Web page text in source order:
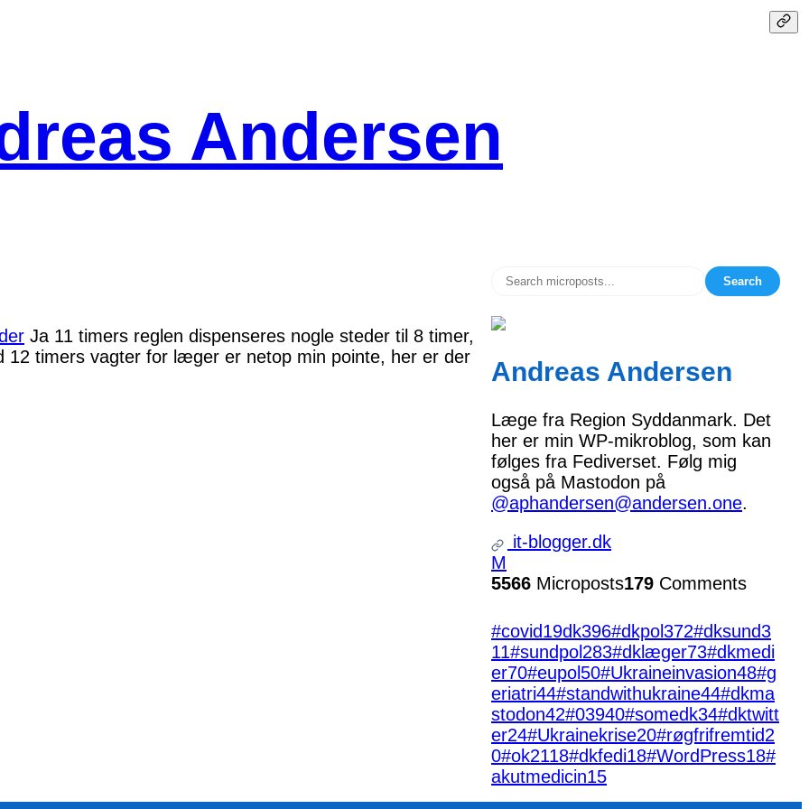
Andersen
Ja 11 timers reglen dispenseres nogle steder til 8 timer,
12 timers vagter for læger er netop min pointe, her er der
Search
Andreas Andersen
Læge fra Region Syddanmark. Det
her er min WP-mikroblog, som kan
følges fra Fediverset. Følg mig
også på Mastodon på
@aphandersen@andersen.one.
it-blogger.dk
M
5566 Microposts179 Comments
#covid19dk396#dkpol372#dksund3
11#sundpol 283#dklæger73#dkmedi
er70#eupol 50#Ukraineinvasion48#g
eriatri44#standwithukraine44#dkma
stodon42#03940#somedk34#dktwitt
er24#Ukrainekrise20#røgfrifremtid2
0#ok2118#dkfedi18#WordPress18#
akutmedicin15